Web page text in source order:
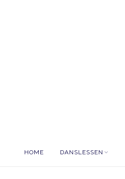
HOME DANSLESSEN